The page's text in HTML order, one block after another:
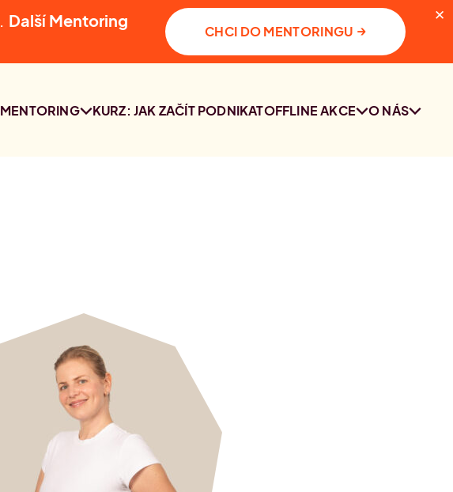
✕
. Další Mentoring
CHCI DO MENTORINGU →
MENTORING KURZ: JAK ZAČÍT PODNIKATOFFLINE AKCE O NÁS